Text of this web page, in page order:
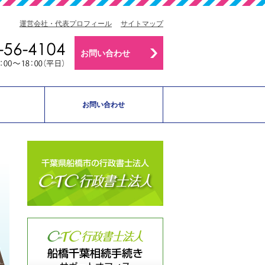
サイトマップ
運営会社・代表プロフィール
お問い合わせ
お問い合わせ